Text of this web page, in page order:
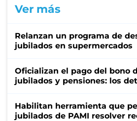
Ver más
Relanzan un programa de
jubilados en supermercados
Oficializan el pago del bono
jubilados y pensiones: los
Habilitan herramienta que
jubilados de PAMI resolver